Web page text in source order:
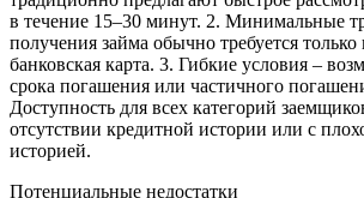
в течение 15–30 минут. 2. Минимальные
получения займа обычно требуется только
банковская карта. 3. Гибкие условия –
срока погашения или частичного
Доступность для всех категорий
отсутствии кредитной истории или с
историей.
Потенциальные недостатки